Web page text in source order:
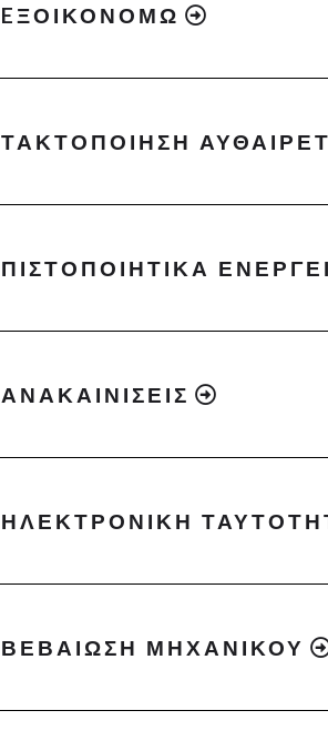
EΞΟΙΚΟΝΟΜΩ
ΤΑΚΤΟΠΟΙΗΣΗ
ΠΙΣΤΟΠΟΙΗΤΙΚΑ
ΑΝΑΚΑΙΝΙΣΕΙΣ
ΗΛΕΚΤΡΟΝΙΚΗ
ΒΕΒΑΙΩΣΗ ΜΗΧΑΝΙΚΟΥ